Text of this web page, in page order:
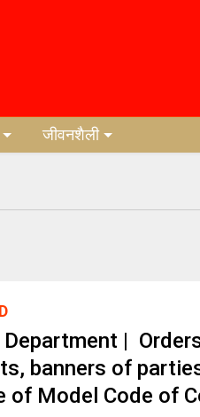
जीवनशैली
|
banners of
of Model Code of